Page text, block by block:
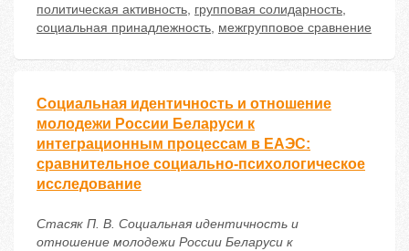
политическая активность, групповая солидарность,
социальная принадлежность, межгрупповое сравнение
Социальная идентичность и отношение
молодежи России Беларуси к
интеграционным процессам в ЕАЭС:
сравнительное социально-психологическое
исследование
Стасяк П. В. Социальная идентичность и
отношение молодежи России Беларуси к